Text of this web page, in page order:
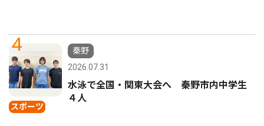
4
スポーツ
秦野
2026.07.31
水泳で全国・関東大会へ 秦野市内中学生
４人